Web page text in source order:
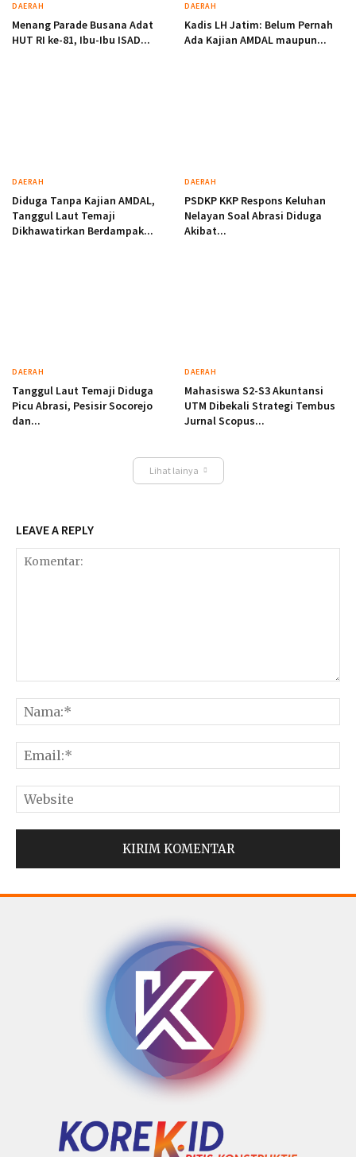
DAERAH
Menang Parade Busana Adat
HUT RI ke-81, Ibu-Ibu ISAD...
DAERAH
Kadis LH Jatim: Belum Pernah
Ada Kajian AMDAL maupun...
DAERAH
Diduga Tanpa Kajian AMDAL,
Tanggul Laut Temaji
Dikhawatirkan Berdampak...
DAERAH
PSDKP KKP Respons Keluhan
Nelayan Soal Abrasi Diduga
Akibat...
DAERAH
Tanggul Laut Temaji Diduga
Picu Abrasi, Pesisir Socorejo
dan...
DAERAH
Mahasiswa S2-S3 Akuntansi
UTM Dibekali Strategi Tembus
Jurnal Scopus...
Lihat lainya
LEAVE A REPLY